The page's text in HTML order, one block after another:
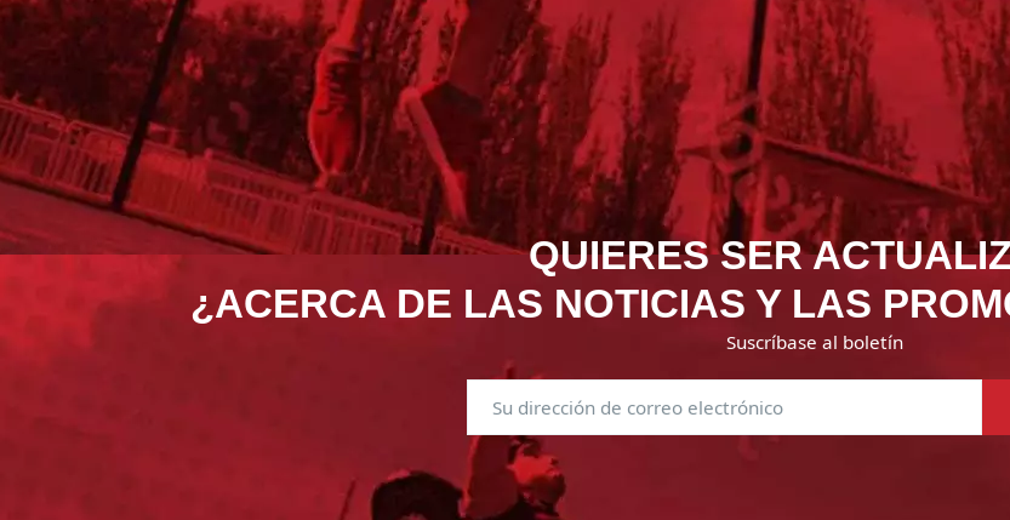
QUIERES SER
¿ACERCA DE LAS NOTICIAS Y LAS
Suscríbase al boletín